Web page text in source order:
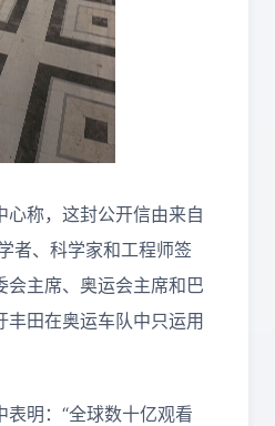
心称，这封公开信由来自
者、科学家和工程师签
会主席、奥运会主席和巴
丰田在奥运车队中只运用
明：“全球数十亿观看